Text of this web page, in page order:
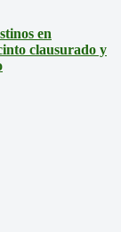
en
clausurado y